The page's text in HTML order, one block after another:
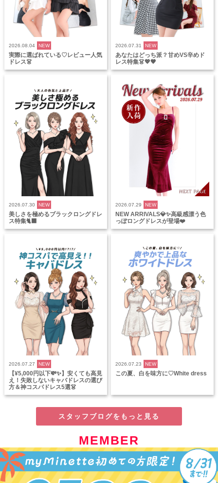
2026.08.04 NEW
実際に選ばれている♡レビュー人気
ドレス👗
2026.07.31 NEW
あなたはどっち派？甘めVS辛めド
レス特集👗💖🖤
2026.07.30 NEW
美しさを極めるブラックロングドレ
ス特集🐈‍⬛
2026.07.29 NEW
NEW ARRIVALS💎✨高級感漂う色
っぽロングドレスが登場❤️
2026.07.27 NEW
【¥5,000円以下💸✨】安くても高見
え！失敗しないキャバドレスの選び
方＆神コスパドレス5選👗
2026.07.23 NEW
この夏、白を味方に♡White dress
スタッフブログをもっと見る
MEMBER